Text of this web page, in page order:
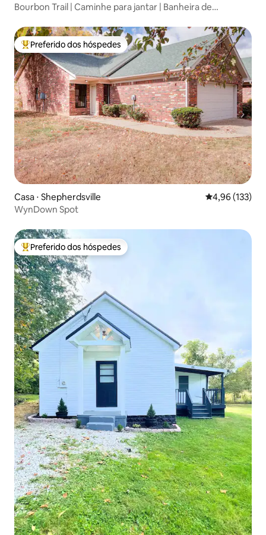
Bourbon Trail | Caminhe para jantar | Banheira de
Entre os melhores preferidos dos hóspedes
Preferido dos hóspedes
Casa ⋅ Shepherdsville 4,96 de uma
4,96 (133)
WynDown Spot
Entre os melhores preferidos dos hóspedes
Preferido dos hóspedes